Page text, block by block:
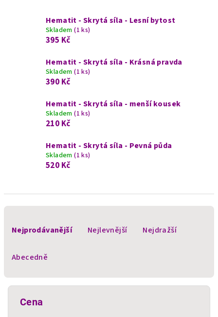
Hematit - Skrytá síla - Lesní bytost
Skladem(1 ks)
395 Kč
Hematit - Skrytá síla - Krásná pravda
Skladem(1 ks)
390 Kč
Hematit - Skrytá síla - menší kousek
Skladem(1 ks)
210 Kč
Hematit - Skrytá síla - Pevná půda
Skladem(1 ks)
520 Kč
Nejprodávanější Nejlevnější Nejdražší
Abecedně
Cena